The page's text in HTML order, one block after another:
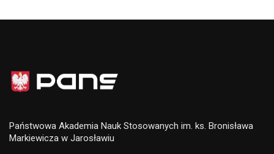
Państwowa Akademia Nauk Stosowanych im. ks. Bronisława
Markiewicza w Jarosławiu